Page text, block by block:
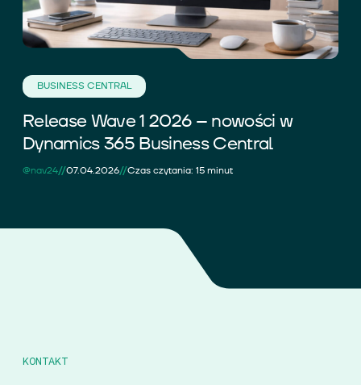
BUSINESS CENTRAL
Release Wave 1 2026 – nowości w
Dynamics 365 Business Central
@nav24//07.04.2026//Czas czytania: 15 minut
KONTAKT